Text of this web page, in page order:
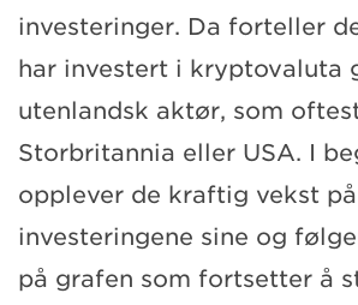
investeringer. Da forteller
har investert i kryptovaluta
utenlandsk aktør, som
Storbritannia eller USA. I
opplever de kraftig vekst på
investeringene sine og
på grafen som fortsetter å